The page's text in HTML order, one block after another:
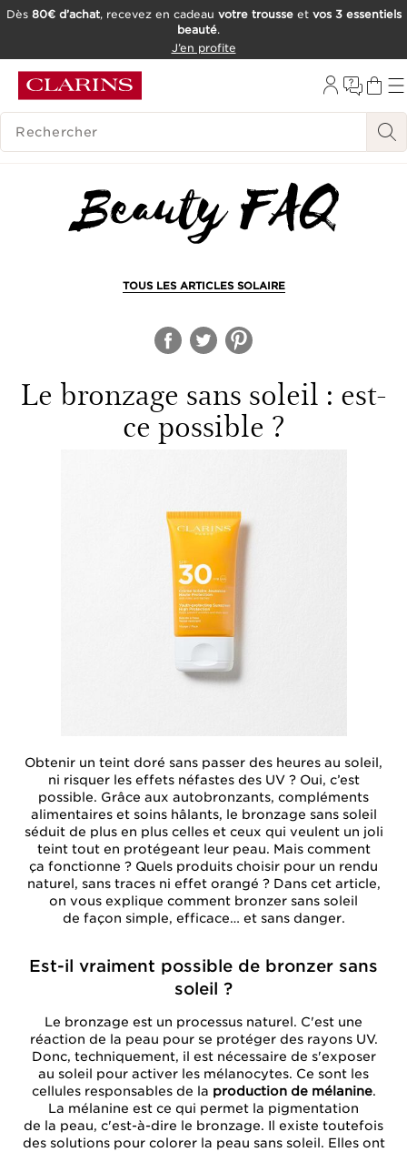
OUTIL D'ACCESSIBILITÉ
Dès 80€ d’achat, recevez en cadeau votre trousseet vos 3 essentiels
beauté.
J’en profite
HISTORIQUE DES RECHERCHES
TOUS LES ARTICLES SOLAIRE
Le bronzage sans soleil : est-
ce possible ?
Obtenir un teint doré sans passer des heures au soleil,
ni risquer les effets néfastes des UV ? Oui, c’est
possible. Grâce aux autobronzants, compléments
alimentaires et soins hâlants, le bronzage sans soleil
séduit de plus en plus celles et ceux qui veulent un joli
teint tout en protégeant leur peau. Mais comment
ça fonctionne ? Quels produits choisir pour un rendu
naturel, sans traces ni effet orangé ? Dans cet article,
on vous explique comment bronzer sans soleil
de façon simple, efficace… et sans danger.
Est-il vraiment possible de bronzer sans
soleil ?
Le bronzage est un processus naturel. C'est une
réaction de la peau pour se protéger des rayons UV.
Donc, techniquement, il est nécessaire de s'exposer
au soleil pour activer les mélanocytes. Ce sont les
cellules responsables de la production de mélanine.
La mélanine est ce qui permet la pigmentation
de la peau, c'est-à-dire le bronzage. Il existe toutefois
des solutions pour colorer la peau sans soleil. Elles ont